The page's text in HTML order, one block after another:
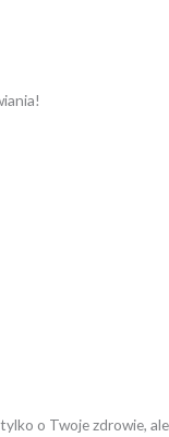
o Twoje zdrowie, ale